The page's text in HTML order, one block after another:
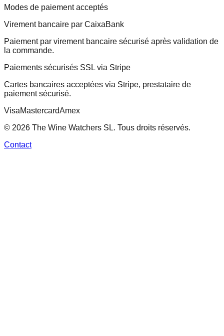
Modes de paiement acceptés
Virement bancaire par CaixaBank
Paiement par virement bancaire sécurisé après validation de
la commande.
Paiements sécurisés SSL via Stripe
Cartes bancaires acceptées via Stripe, prestataire de
paiement sécurisé.
VisaMastercardAmex
© 2026 The Wine Watchers SL. Tous droits réservés.
Contact